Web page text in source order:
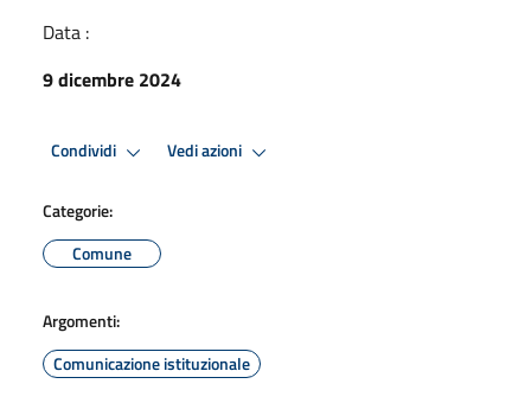
Data :
9 dicembre 2024
Condividi Vedi azioni
Categorie:
Comune
Argomenti:
Comunicazione istituzionale